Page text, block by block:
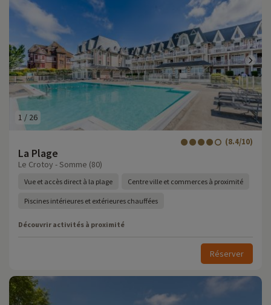
1 / 26
La Plage
(8.4/10)
Le Crotoy - Somme (80)
Vue et accès direct à la plage Centre ville et commerces à proximité
Piscines intérieures et extérieures chauffées
Découvrir activités à proximité
Réserver